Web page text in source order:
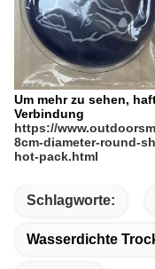
Um mehr zu sehen,
Verbindung
https://
8cm-diameter-round-
hot-pack.html
Schlagworte:
Wasserdichte